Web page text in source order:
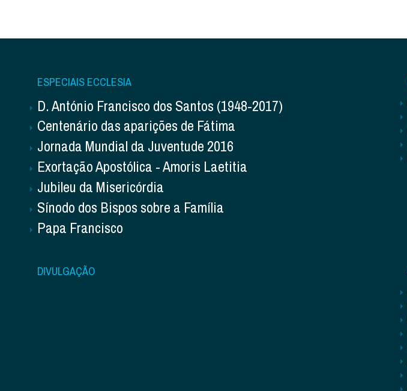
ESPECIAIS ECCLESIA
D. António Francisco dos Santos (1948-2017)
Centenário das aparições de Fátima
Jornada Mundial da Juventude 2016
Exortação Apostólica - Amoris Laetitia
Jubileu da Misericórdia
Sínodo dos Bispos sobre a Família
Papa Francisco
DIVULGAÇÃO